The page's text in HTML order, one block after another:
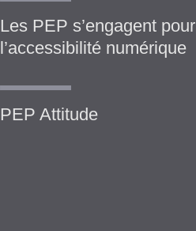
Les PEP s’engagent pour
l’accessibilité numérique
PEP Attitude